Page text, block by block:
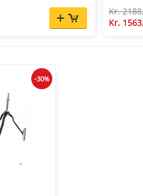
Kr.
Kr.
-30%